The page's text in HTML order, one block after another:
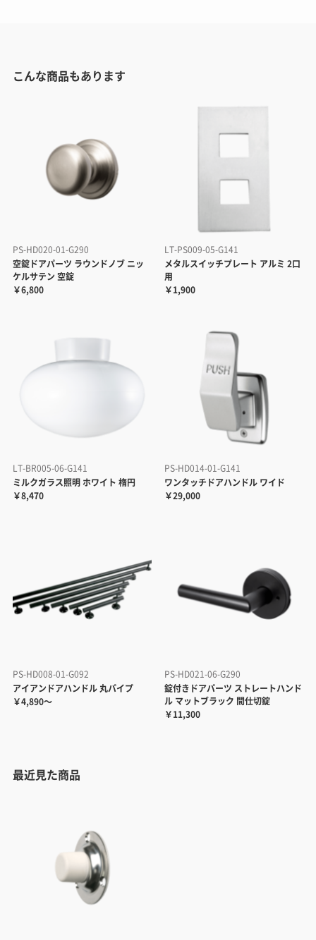
こんな商品もあります
PS-HD020-01-G290
空錠ドアパーツ ラウンドノブ ニッ
ケルサテン 空錠
￥6,800
LT-PS009-05-G141
メタルスイッチプレート アルミ 2口
用
￥1,900
LT-BR005-06-G141
ミルクガラス照明 ホワイト 楕円
￥8,470
PS-HD014-01-G141
ワンタッチドアハンドル ワイド
￥29,000
PS-HD008-01-G092
アイアンドアハンドル 丸パイプ
￥4,890～
PS-HD021-06-G290
錠付きドアパーツ ストレートハンド
ル マットブラック 間仕切錠
￥11,300
最近見た商品